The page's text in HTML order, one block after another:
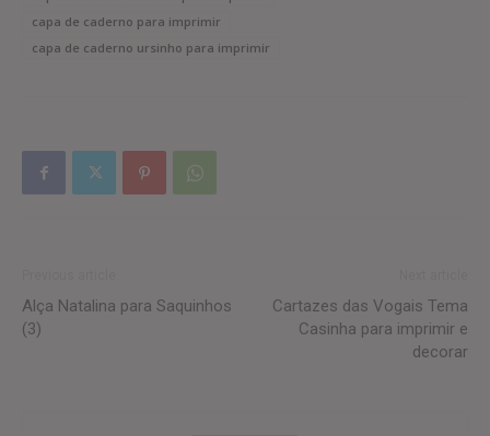
capa de caderno para imprimir
capa de caderno ursinho para imprimir
Alça Natalina para Saquinhos
(3)
Cartazes das Vogais Tema
Casinha para imprimir e
decorar